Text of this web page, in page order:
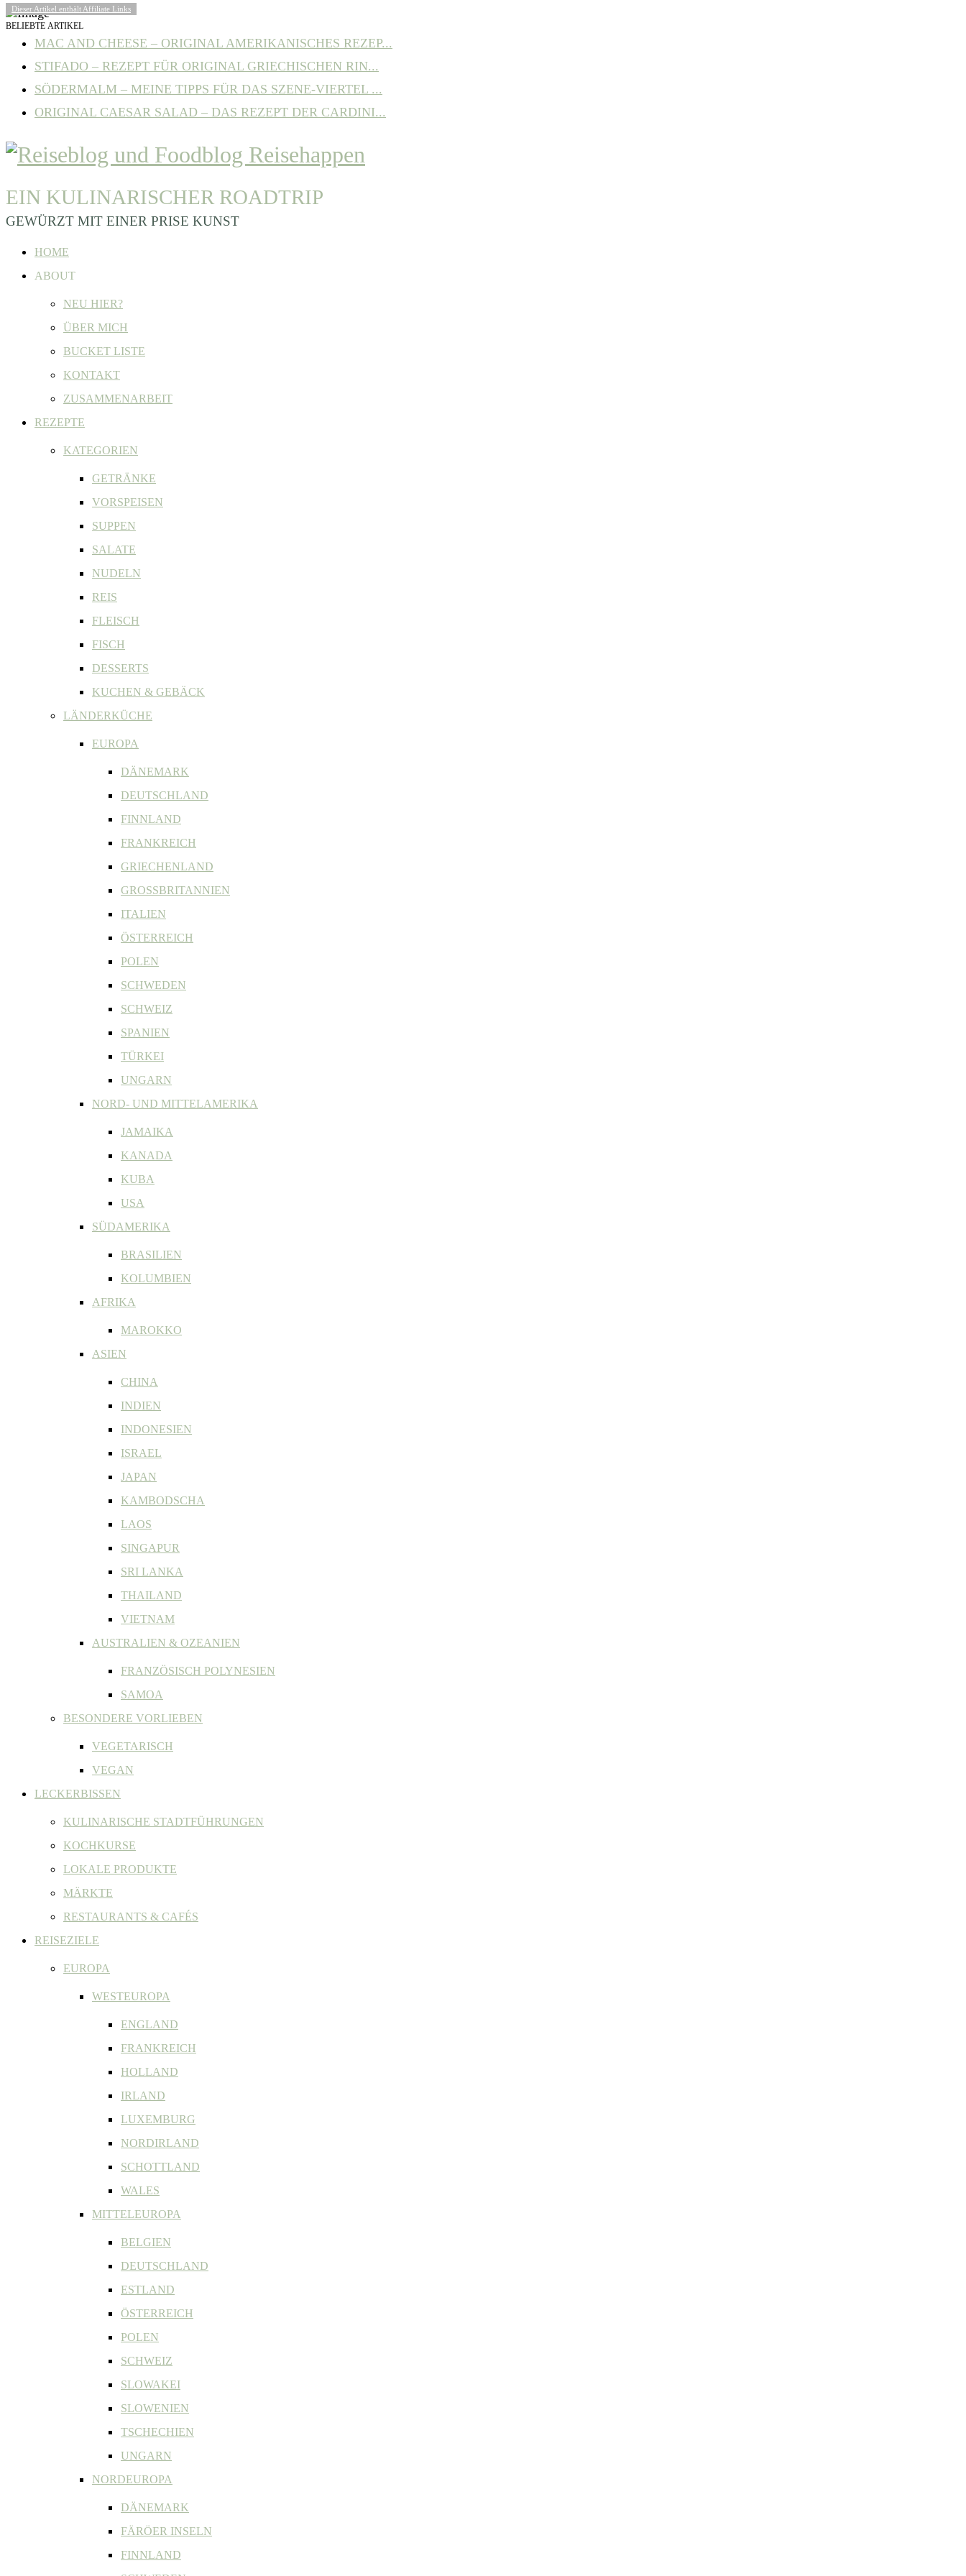
BELIEBTE ARTIKEL
MAC AND CHEESE – ORIGINAL AMERIKANISCHES REZEP...
STIFADO – REZEPT FÜR ORIGINAL GRIECHISCHEN RIN...
SÖDERMALM – MEINE TIPPS FÜR DAS SZENE-VIERTEL ...
ORIGINAL CAESAR SALAD – DAS REZEPT DER CARDINI...
EIN KULINARISCHER ROADTRIP
GEWÜRZT MIT EINER PRISE KUNST
HOME
ABOUT
NEU HIER?
ÜBER MICH
BUCKET LISTE
KONTAKT
ZUSAMMENARBEIT
REZEPTE
KATEGORIEN
GETRÄNKE
VORSPEISEN
SUPPEN
SALATE
NUDELN
REIS
FLEISCH
FISCH
DESSERTS
KUCHEN & GEBÄCK
LÄNDERKÜCHE
EUROPA
DÄNEMARK
DEUTSCHLAND
FINNLAND
FRANKREICH
GRIECHENLAND
GROSSBRITANNIEN
ITALIEN
ÖSTERREICH
POLEN
SCHWEDEN
SCHWEIZ
SPANIEN
TÜRKEI
UNGARN
NORD- UND MITTELAMERIKA
JAMAIKA
KANADA
KUBA
USA
SÜDAMERIKA
BRASILIEN
KOLUMBIEN
AFRIKA
MAROKKO
ASIEN
CHINA
INDIEN
INDONESIEN
ISRAEL
JAPAN
KAMBODSCHA
LAOS
SINGAPUR
SRI LANKA
THAILAND
VIETNAM
AUSTRALIEN & OZEANIEN
FRANZÖSISCH POLYNESIEN
SAMOA
BESONDERE VORLIEBEN
VEGETARISCH
VEGAN
LECKERBISSEN
KULINARISCHE STADTFÜHRUNGEN
KOCHKURSE
LOKALE PRODUKTE
MÄRKTE
RESTAURANTS & CAFÉS
REISEZIELE
EUROPA
WESTEUROPA
ENGLAND
FRANKREICH
HOLLAND
IRLAND
LUXEMBURG
NORDIRLAND
SCHOTTLAND
WALES
MITTELEUROPA
BELGIEN
DEUTSCHLAND
ESTLAND
ÖSTERREICH
POLEN
SCHWEIZ
SLOWAKEI
SLOWENIEN
TSCHECHIEN
UNGARN
NORDEUROPA
DÄNEMARK
FÄRÖER INSELN
FINNLAND
Dieser Artikel enthält Affiliate Links